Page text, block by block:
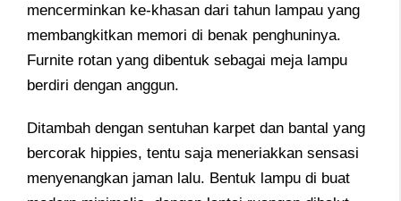
mencerminkan ke-khasan dari tahun lampau yang
membangkitkan memori di benak penghuninya.
Furnite rotan yang dibentuk sebagai meja lampu
berdiri dengan anggun.
Ditambah dengan sentuhan karpet dan bantal yang
bercorak hippies, tentu saja meneriakkan sensasi
menyenangkan jaman lalu. Bentuk lampu di buat